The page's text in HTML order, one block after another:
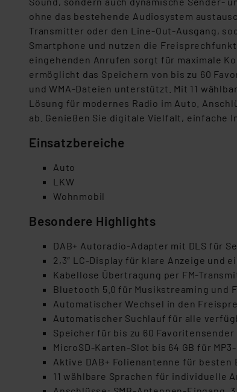
ohne das bestehende Audiosystem
Transmitter oder den Line-Out-Ausgang,
Smartphone und nutzen die
eingehenden Anrufen sorgt für maximale
ermöglicht das Speichern von bis zu 60
und WMA-Dateien unterstützt. Mit 11
Lösung für modernes Radio im Auto.
ab. Genießen Sie digitale Vielfalt, einfache
Einsatzbereiche
Auto
LKW
Wohnmobil
Besondere Highlights
DAB+ Autoradio-Adapter mit DLS für
2,3″ LC-Display für klare Anzeige und
Kabellose Übertragung per FM-
Bluetooth 5.0 für Musikstreaming und
Automatischer Wechsel in den
Automatischer Suchlauf für alle
Speicher für bis zu 60 Favoritensender
MicroSD-Karten-Slot bis 64 GB für
Aktive DAB+ Folienantenne für besten
11 wählbare Sprachen für individuelle